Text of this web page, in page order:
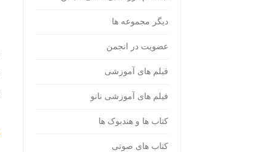
دیگر مجموعه ها
عضویت در انجمن
فیلم های آموزشی
فیلم های آموزشی نانو
کتاب ها و هندبوک ها
کتاب های صوتی